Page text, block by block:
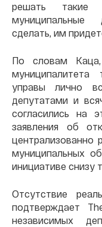
решать такие
сделать, им
По словам Каца,
муниципалитета
управы лично
депутатами и
согласились на
заявления об
муниципальных
инициативе снизу
Отсутствие
подтверждает
независимых